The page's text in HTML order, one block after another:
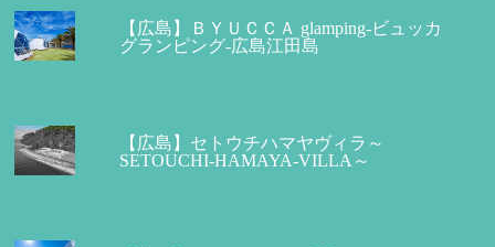
【広島】ＢＹＵＣＣＡ glamping-ビュッカ
グランピング-広島江田島
【広島】セトウチハマヤヴィラ～
SETOUCHI-HAMAYA-VILLA～